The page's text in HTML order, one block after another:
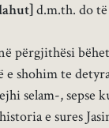
d.m.th. do
përgjithësi
shohim te
selam-, sepse
e sures